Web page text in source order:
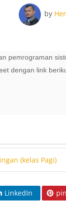
pemrograman
dengan link
by
(kelas Pagi)
LinkedIn